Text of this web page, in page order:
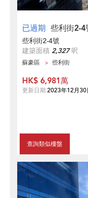
已過期 些利街2-4
些利街2-4號
建築面積 2,327呎
蘇豪區 些利街
查詢類似樓盤
HK$ 6,981萬
更新日期 2023年12月30